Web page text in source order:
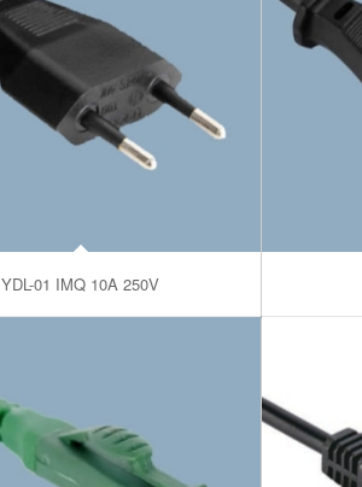
YDL-01 IMQ 10A 250V